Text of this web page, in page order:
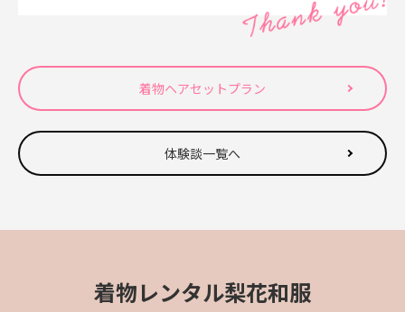
着物ヘアセットプラン
体験談一覧へ
着物レンタル梨花和服